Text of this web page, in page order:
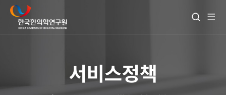
열
서비스정책